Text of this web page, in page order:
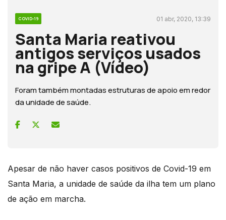
COVID-19 01 abr, 2020, 13:39
Santa Maria reativou
antigos serviços usados
na gripe A (Vídeo)
Foram também montadas estruturas de apoio em redor
da unidade de saúde.
Apesar de não haver casos positivos de Covid-19 em
Santa Maria, a unidade de saúde da ilha tem um plano
de ação em marcha.